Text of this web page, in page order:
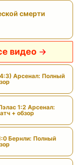
смерти
видео
Арсенал: Полный
1:2 Арсенал:
+ обзор
Бернли: Полный